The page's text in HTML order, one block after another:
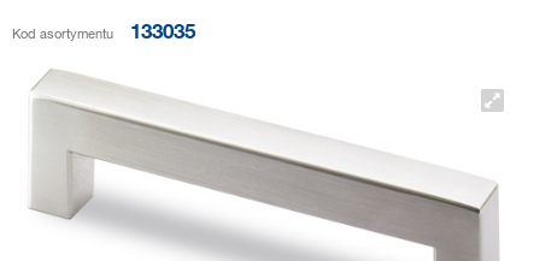
Kod asortymentu 133035